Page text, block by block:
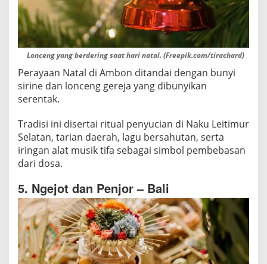
Lonceng yang berdering saat hari natal. (Freepik.com/tirachard)
Perayaan Natal di Ambon ditandai dengan bunyi
sirine dan lonceng gereja yang dibunyikan
serentak.
Tradisi ini disertai ritual penyucian di Naku Leitimur
Selatan, tarian daerah, lagu bersahutan, serta
iringan alat musik tifa sebagai simbol pembebasan
dari dosa.
5. Ngejot dan Penjor – Bali